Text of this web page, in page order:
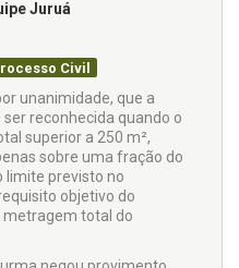
Juruá
Civil
unanimidade, que a
reconhecida quando o
superior a 250 m²,
sobre uma fração do
limite previsto no
objetivo do
metragem total do